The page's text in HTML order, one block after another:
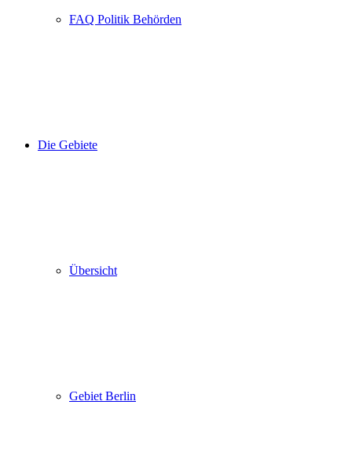
FAQ Politik Behörden
Die Gebiete
Übersicht
Gebiet Berlin